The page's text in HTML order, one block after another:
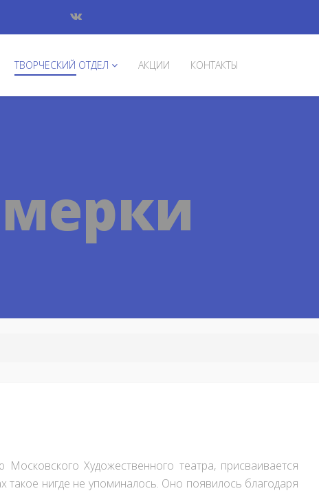
ТВОРЧЕСКИЙ ОТДЕЛ АКЦИИ КОНТАКТЫ
Художественного театра, присваивается
нигде не упоминалось. Оно появилось благодаря